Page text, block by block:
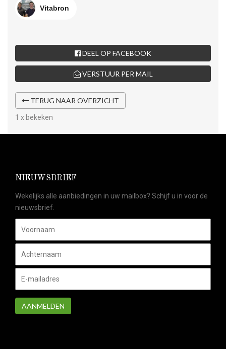
Vitabron
DEEL OP FACEBOOK
VERSTUUR PER MAIL
TERUG NAAR OVERZICHT
1 x bekeken
NIEUWSBRIEF
Wekelijks alle aanbiedingen in uw mailbox? Schijf u in voor de
nieuwsbrief.
AANMELDEN